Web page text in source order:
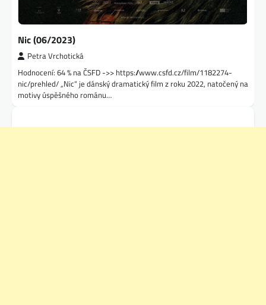
Nic (06/2023)
Petra Vrchotická
Hodnocení: 64 % na ČSFD ->> https://www.csfd.cz/film/1182274-
nic/prehled/ „Nic“ je dánský dramatický film z roku 2022, natočený na
motivy úspěšného románu…